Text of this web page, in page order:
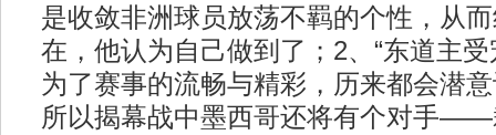
是收敛非洲球员放荡不羁的个性，从
在，他认为自己做到了；2、“东道主
为了赛事的流畅与精彩，历来都会潜
所以揭幕战中墨西哥还将有个对手——